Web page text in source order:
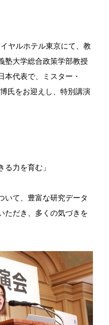
ヤルホテル東京にて、教
塾大学総合政策学部教授
本代表で、ミスター・
氏をお迎えし、特別講演
る力を育む」
いて、豊富な研究データ
ただき、多くの気づきを